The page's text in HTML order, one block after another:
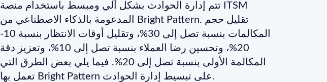
تتم إدارة الحوادث بشكل آلي ومبسط باستخدام منصة ITSM
المدعومة بالذكاء الاصطناعي من Bright Pattern. تقليل حجم
المكالمات بنسبة تصل إلى 30%، وتقليل أوقات الانتظار بنسبة 10-
20%، وتحسين رضا العملاء بنسبة تصل إلى 10%، وتعزيز دقة
المكالمة الأولى بنسبة تصل إلى 20%. فيما يلي بعض الطرق التي
تعمل بها Bright Pattern على تبسيط إدارة الحوادث.